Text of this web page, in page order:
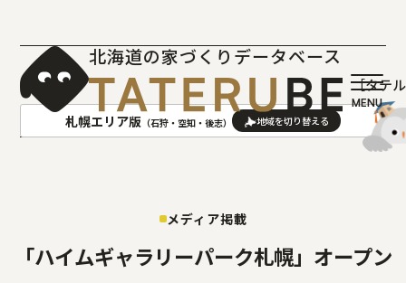
北海道の家づくりデータベース
［タテ
札幌エリア版 （石狩・空知・後志）
札幌(石狩･空知･後志)版
旭川(上川･留萌･宗谷)版
函館(渡島･檜山)版
帯広(十勝)版
メディア掲載
「ハイムギャラリーパーク札幌」オープン